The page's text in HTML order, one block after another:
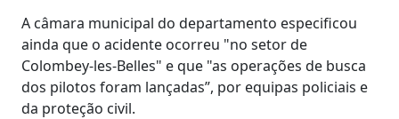
A câmara municipal do departamento especificou
ainda que o acidente ocorreu "no setor de
Colombey-les-Belles" e que "as operações de busca
dos pilotos foram lançadas”, por equipas policiais e
da proteção civil.